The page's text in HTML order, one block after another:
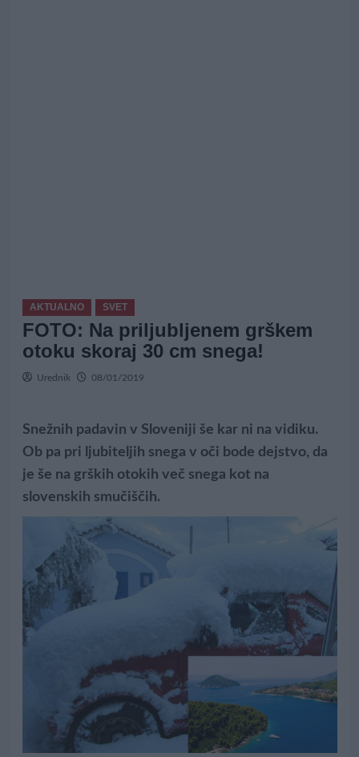
AKTUALNO SVET
FOTO: Na priljubljenem grškem
otoku skoraj 30 cm snega!
Urednik 08/01/2019
Snežnih padavin v Sloveniji še kar ni na vidiku.
Ob pa pri ljubiteljih snega v oči bode dejstvo, da
je še na grških otokih več snega kot na
slovenskih smučiščih.